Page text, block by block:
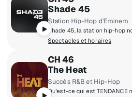
Shade 45
Station Hip-Hop d'Eminem
Spectacles et horaires
CH 46
The Heat
Succès R&B et Hip-Hop